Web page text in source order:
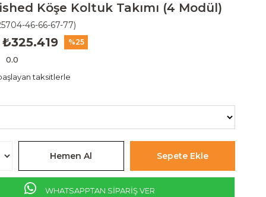
Köşe Koltuk Takımı (4 Modül)
46-66-67-77)
₺325.419 25
0.0
taksitlerle
WHATSAPPTAN SİPARİŞ VER